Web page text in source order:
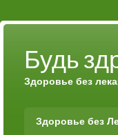
Будь
Здоровье без
Здоровье без